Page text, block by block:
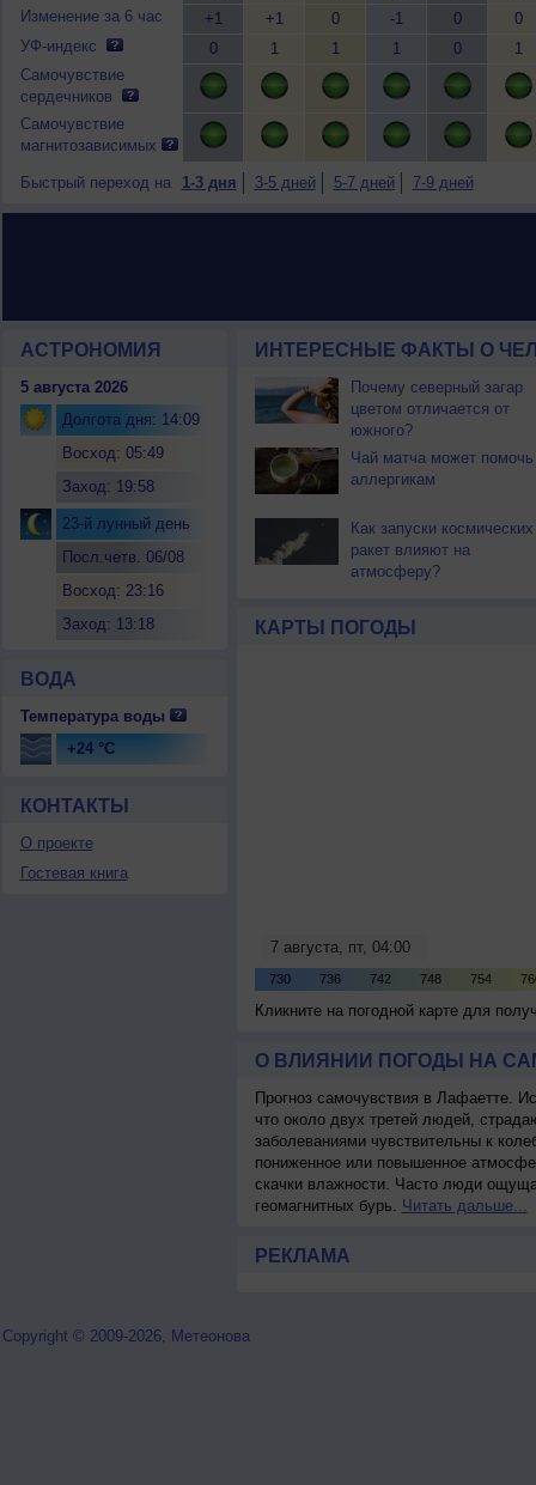
Изменение за 6 час
УФ-индекс
Самочувствие
сердечников
Самочувствие
магнитозависимых
+1
0
+1
1
0
1
-1
1
0
0
0
1
Быстрый переход на 1-3 дня 3-5 дней 5-7 дней 7-9 дней
АСТРОНОМИЯ
5 августа 2026
Долгота дня: 14:09
Восход: 05:49
Заход: 19:58
23-й лунный день
Посл.четв. 06/08
Восход: 23:16
Заход: 13:18
ВОДА
Температура воды
+24 °C
КОНТАКТЫ
О проекте
Гостевая книга
ИНТЕРЕСНЫЕ ФАКТЫ О
Почему северный загар
цветом отличается от
южного?
Чай матча может помочь
аллергикам
Как запуски космических
ракет влияют на
атмосферу?
КАРТЫ ПОГОДЫ
Кликните на погодной карте для
О ВЛИЯНИИ ПОГОДЫ НА
Прогноз самочувствия в Лафаетте.
что около двух третей людей,
заболеваниями чувствительны к
пониженное или повышенное
скачки влажности. Часто люди
геомагнитных бурь. Читать дальше...
РЕКЛАМА
Copyright © 2009-2026, Метеонова